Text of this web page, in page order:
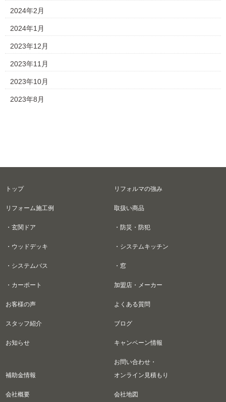
2024年2月
2024年1月
2023年12月
2023年11月
2023年10月
2023年8月
トップ リフォルマの強み
リフォーム施工例 取扱い商品
・玄関ドア ・防災・防犯
・ウッドデッキ ・システムキッチン
・システムバス ・窓
・カーポート 加盟店・メーカー
お客様の声 よくある質問
スタッフ紹介 ブログ
お知らせ キャンペーン情報
補助金情報
お問い合わせ・
オンライン見積もり
会社概要 会社地図